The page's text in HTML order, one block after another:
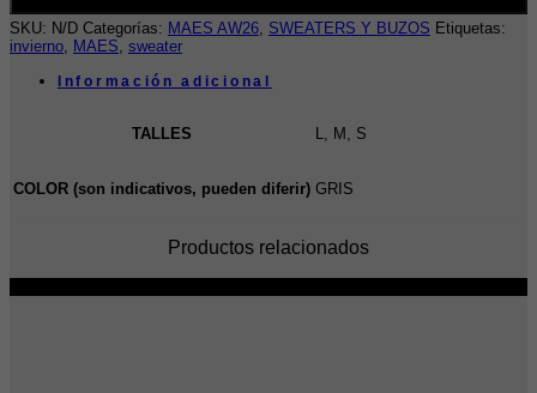
SKU: N/D Categorías: MAES AW26, SWEATERS Y BUZOS Etiquetas:
invierno, MAES, sweater
Información adicional
TALLES L, M, S
COLOR (son indicativos, pueden diferir) GRIS
Productos relacionados